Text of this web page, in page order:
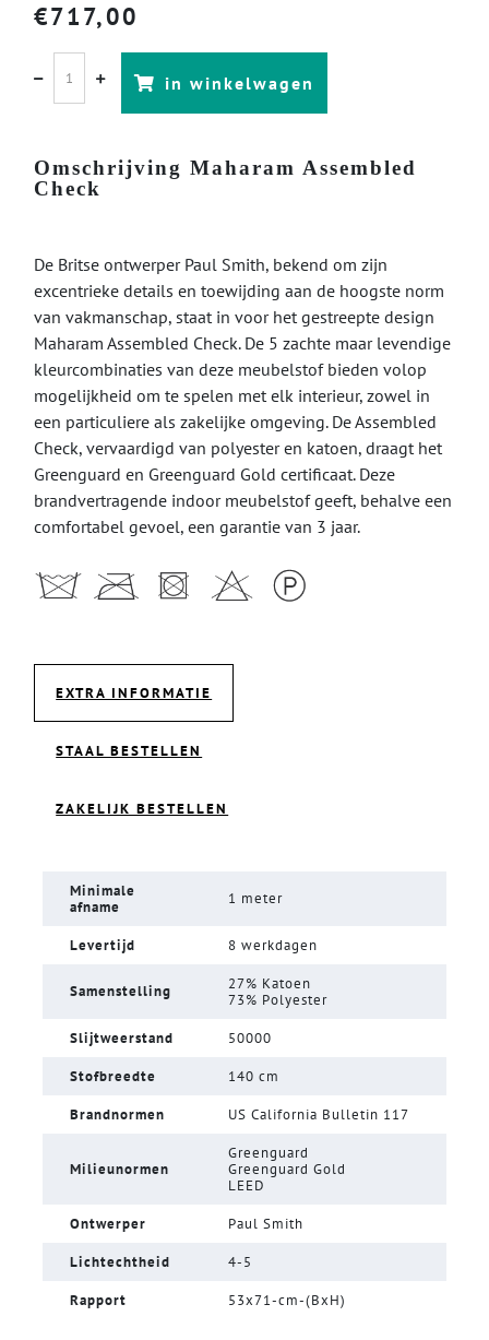
€717,00
in winkelwagen
Omschrijving Maharam Assembled
Check
De Britse ontwerper Paul Smith, bekend om zijn
excentrieke details en toewijding aan de hoogste norm
van vakmanschap, staat in voor het gestreepte design
Maharam Assembled Check. De 5 zachte maar levendige
kleurcombinaties van deze meubelstof bieden volop
mogelijkheid om te spelen met elk interieur, zowel in
een particuliere als zakelijke omgeving. De Assembled
Check, vervaardigd van polyester en katoen, draagt het
Greenguard en Greenguard Gold certificaat. Deze
brandvertragende indoor meubelstof geeft, behalve een
comfortabel gevoel, een garantie van 3 jaar.
EXTRA INFORMATIE
STAAL BESTELLEN
ZAKELIJK BESTELLEN
Minimale
afname
1 meter
Levertijd 8 werkdagen
Samenstelling
27% Katoen
73% Polyester
Slijtweerstand 50000
Stofbreedte 140 cm
Brandnormen US California Bulletin 117
Milieunormen
Greenguard
Greenguard Gold
LEED
Ontwerper Paul Smith
Lichtechtheid 4-5
Rapport 53x71-cm-(BxH)